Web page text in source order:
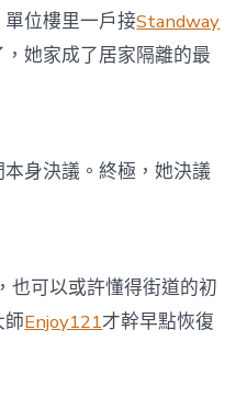
位樓里一戶接Standway
她家成了居家隔離的最
身決議。終極，她決議
也可以或許懂得街道的初
師Enjoy121才幹早點恢復